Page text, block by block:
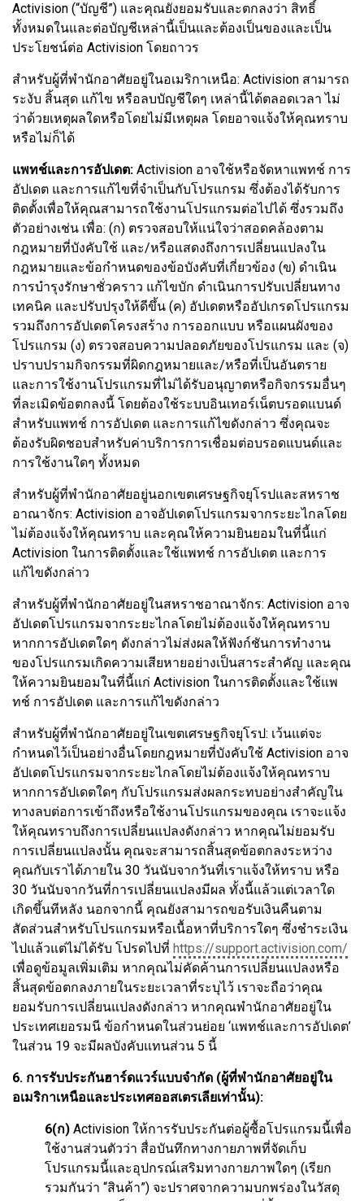
Activision (“บัญชี”) และคุณยังยอมรับและตกลงว่า สิทธิ์
ทั้งหมดในและต่อบัญชีเหล่านี้เป็นและต้องเป็นของและเป็น
ประโยชน์ต่อ Activision โดยถาวร
สำหรับผู้ที่พำนักอาศัยอยู่ในอเมริกาเหนือ: Activision สามารถ
ระงับ สิ้นสุด แก้ไข หรือลบบัญชีใดๆ เหล่านี้ได้ตลอดเวลา ไม่
ว่าด้วยเหตุผลใดหรือโดยไม่มีเหตุผล โดยอาจแจ้งให้คุณทราบ
หรือไม่ก็ได้
แพทช์และการอัปเดต: Activision อาจใช้หรือจัดหาแพทช์ การ
อัปเดต และการแก้ไขที่จำเป็นกับโปรแกรม ซึ่งต้องได้รับการ
ติดตั้งเพื่อให้คุณสามารถใช้งานโปรแกรมต่อไปได้ ซึ่งรวมถึง
ตัวอย่างเช่น เพื่อ: (ก) ตรวจสอบให้แน่ใจว่าสอดคล้องตาม
กฎหมายที่บังคับใช้ และ/หรือแสดงถึงการเปลี่ยนแปลงใน
กฎหมายและข้อกำหนดของข้อบังคับที่เกี่ยวข้อง (ข) ดำเนิน
การบำรุงรักษาชั่วคราว แก้ไขบัก ดำเนินการปรับเปลี่ยนทาง
เทคนิค และปรับปรุงให้ดีขึ้น (ค) อัปเดตหรืออัปเกรดโปรแกรม
รวมถึงการอัปเดตโครงสร้าง การออกแบบ หรือแผนผังของ
โปรแกรม (ง) ตรวจสอบความปลอดภัยของโปรแกรม และ (จ)
ปราบปรามกิจกรรมที่ผิดกฎหมายและ/หรือที่เป็นอันตราย
และการใช้งานโปรแกรมที่ไม่ได้รับอนุญาตหรือกิจกรรมอื่นๆ
ที่ละเมิดข้อตกลงนี้ โดยต้องใช้ระบบอินเทอร์เน็ตบรอดแบนด์
สำหรับแพทช์ การอัปเดต และการแก้ไขดังกล่าว ซึ่งคุณจะ
ต้องรับผิดชอบสำหรับค่าบริการการเชื่อมต่อบรอดแบนด์และ
การใช้งานใดๆ ทั้งหมด
สำหรับผู้ที่พำนักอาศัยอยู่นอกเขตเศรษฐกิจยุโรปและสหราช
อาณาจักร: Activision อาจอัปเดตโปรแกรมจากระยะไกลโดย
ไม่ต้องแจ้งให้คุณทราบ และคุณให้ความยินยอมในที่นี้แก่
Activision ในการติดตั้งและใช้แพทช์ การอัปเดต และการ
แก้ไขดังกล่าว
สำหรับผู้ที่พำนักอาศัยอยู่ในสหราชอาณาจักร: Activision อาจ
อัปเดตโปรแกรมจากระยะไกลโดยไม่ต้องแจ้งให้คุณทราบ
หากการอัปเดตใดๆ ดังกล่าวไม่ส่งผลให้ฟังก์ชันการทำงาน
ของโปรแกรมเกิดความเสียหายอย่างเป็นสาระสำคัญ และคุณ
ให้ความยินยอมในที่นี้แก่ Activision ในการติดตั้งและใช้แพ
ทช์ การอัปเดต และการแก้ไขดังกล่าว
สำหรับผู้ที่พำนักอาศัยอยู่ในเขตเศรษฐกิจยุโรป: เว้นแต่จะ
กำหนดไว้เป็นอย่างอื่นโดยกฎหมายที่บังคับใช้ Activision อาจ
อัปเดตโปรแกรมจากระยะไกลโดยไม่ต้องแจ้งให้คุณทราบ
หากการอัปเดตใดๆ กับโปรแกรมส่งผลกระทบอย่างสำคัญใน
ทางลบต่อการเข้าถึงหรือใช้งานโปรแกรมของคุณ เราจะแจ้ง
ให้คุณทราบถึงการเปลี่ยนแปลงดังกล่าว หากคุณไม่ยอมรับ
การเปลี่ยนแปลงนั้น คุณจะสามารถสิ้นสุดข้อตกลงระหว่าง
คุณกับเราได้ภายใน 30 วันนับจากวันที่เราแจ้งให้ทราบ หรือ
30 วันนับจากวันที่การเปลี่ยนแปลงมีผล ทั้งนี้แล้วแต่เวลาใด
เกิดขึ้นทีหลัง นอกจากนี้ คุณยังสามารถขอรับเงินคืนตาม
สัดส่วนสำหรับโปรแกรมหรือเนื้อหาที่บริการใดๆ ซึ่งชำระเงิน
ไปแล้วแต่ไม่ได้รับ โปรดไปที่ https://support.activision.com/
เพื่อดูข้อมูลเพิ่มเติม หากคุณไม่คัดค้านการเปลี่ยนแปลงหรือ
สิ้นสุดข้อตกลงภายในระยะเวลาที่ระบุไว้ เราจะถือว่าคุณ
ยอมรับการเปลี่ยนแปลงดังกล่าว หากคุณพำนักอาศัยอยู่ใน
ประเทศเยอรมนี ข้อกำหนดในส่วนย่อย ‘แพทช์และการอัปเดต’
ในส่วน 19 จะมีผลบังคับแทนส่วน 5 นี้
6. การรับประกันฮาร์ดแวร์แบบจำกัด (ผู้ที่พำนักอาศัยอยู่ใน
อเมริกาเหนือและประเทศออสเตรเลียเท่านั้น):
6(ก) Activision ให้การรับประกันต่อผู้ซื้อโปรแกรมนี้เพื่อ
ใช้งานส่วนตัวว่า สื่อบันทึกทางกายภาพที่จัดเก็บ
โปรแกรมนี้และอุปกรณ์เสริมทางกายภาพใดๆ (เรียก
รวมกันว่า “สินค้า”) จะปราศจากความบกพร่องในวัสดุ